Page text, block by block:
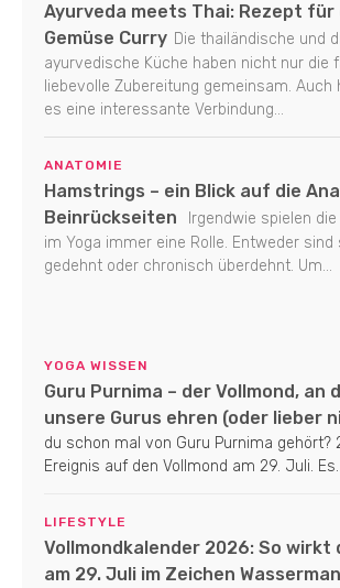
Ayurveda meets Thai: Rezept für
Gemüse Curry Die thailändische und
ayurvedische Küche haben nicht nur die
liebevolle Zubereitung gemeinsam.
es eine interessante Verbindung...
ANATOMIE
Hamstrings – ein Blick auf die
Beinrückseiten
Irgendwie spielen
im Yoga immer eine Rolle. Entweder sind
gedehnt oder chronisch überdehnt. Um...
YOGA WISSEN
Guru Purnima – der Vollmond, an
unsere Gurus ehren (oder lieber
du schon mal von Guru Purnima gehört?
Ereignis auf den Vollmond am 29. Juli.
LIFESTYLE
Vollmondkalender 2026: So wirkt
am 29. Juli im Zeichen